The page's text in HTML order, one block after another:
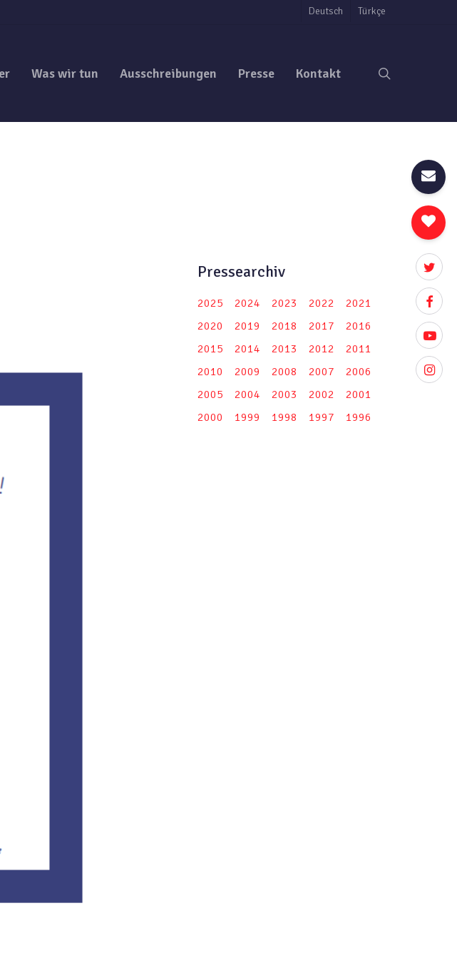
twitter
youtube
Deutsch Türkçe
Was wir tun Ausschreibungen Presse Kontakt
Pressearchiv
2025 2024 2023 2022
2021
2020
2019 2018 2017
2016
2015
2014 2013 2012
2011
2010
2009 2008 2007
2006
2005
2004 2003 2002
2001
2000
1999 1998 1997 1996